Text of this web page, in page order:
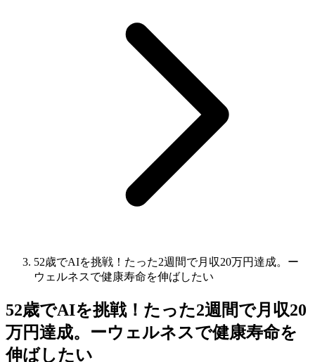
52歳でAIを挑戦！たった2週間で月収20万円達成。ー
ウェルネスで健康寿命を伸ばしたい
52歳でAIを挑戦！たった2週間で月収20
万円達成。ーウェルネスで健康寿命を
伸ばしたい